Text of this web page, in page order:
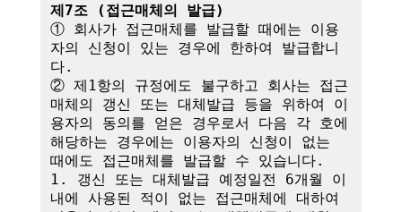
제7조 (접근매체의 발급)
① 회사가 접근매체를 발급할 때에는 이용
자의 신청이 있는 경우에 한하여 발급합니
다.
② 제1항의 규정에도 불구하고 회사는 접근
매체의 갱신 또는 대체발급 등을 위하여 이
용자의 동의를 얻은 경우로서 다음 각 호에
해당하는 경우에는 이용자의 신청이 없는
때에도 접근매체를 발급할 수 있습니다.
1. 갱신 또는 대체발급 예정일전 6개월 이
내에 사용된 적이 없는 접근매체에 대하여